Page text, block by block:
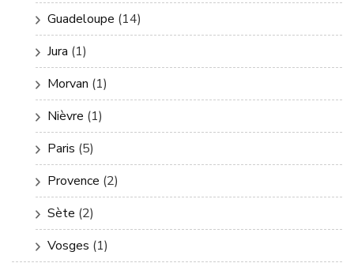
Guadeloupe (14)
Jura (1)
Morvan (1)
Nièvre (1)
Paris (5)
Provence (2)
Sète (2)
Vosges (1)